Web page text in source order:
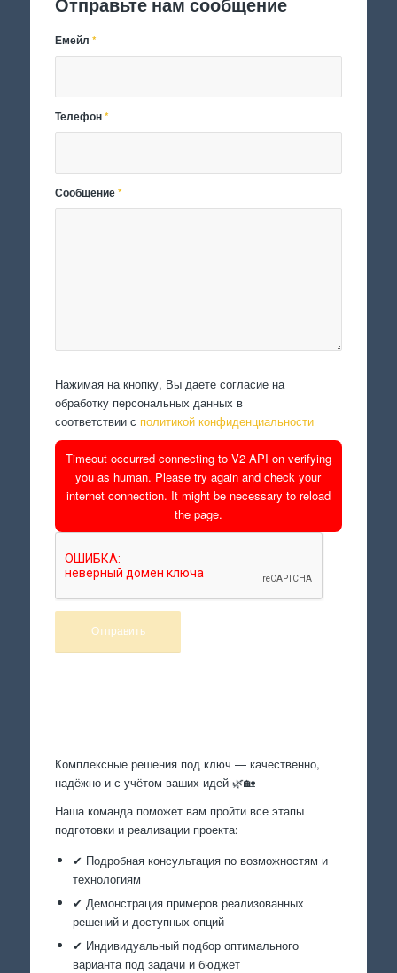
Емейл*
Телефон*
Сообщение*
Нажимая на кнопку, Вы даете согласие на
обработку персональных данных в
соответствии с политикой конфиденциальности
Timeout occurred connecting to V2 API on verifying
you as human. Please try again and check your
internet connection. It might be necessary to reload
the page.
Комплексные решения под ключ — качественно,
надёжно и с учётом ваших идей 🌿🏡
Наша команда поможет вам пройти все этапы
подготовки и реализации проекта:
✔ Подробная консультация по возможностям и
технологиям
✔ Демонстрация примеров реализованных
решений и доступных опций
✔ Индивидуальный подбор оптимального
варианта под задачи и бюджет